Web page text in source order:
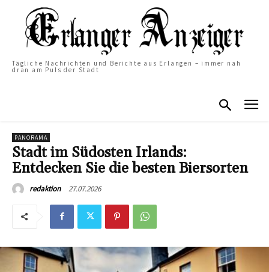
Tägliche Nachrichten und Berichte aus Erlangen – immer nah
dran am Puls der Stadt
PANORAMA
Stadt im Südosten Irlands:
Entdecken Sie die besten Biersorten
redaktion 27.07.2026